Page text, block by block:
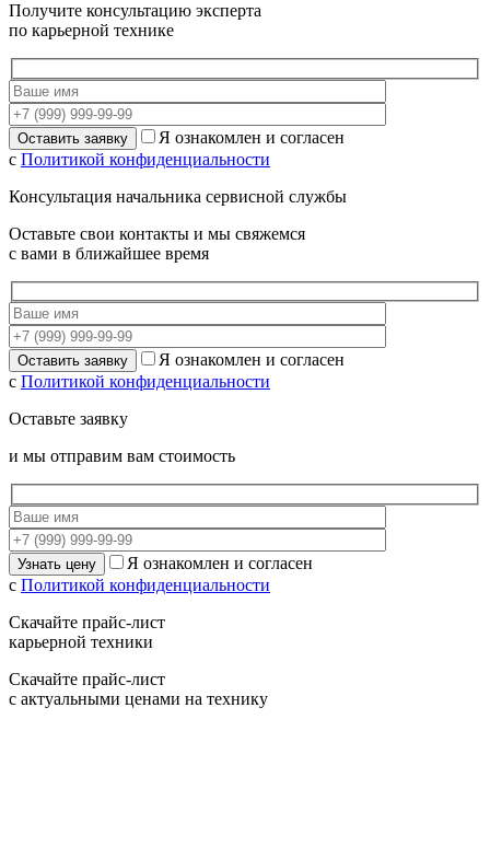
Получите консультацию эксперта
по карьерной технике
Я ознакомлен и согласен
с Политикой конфиденциальности
Консультация начальника сервисной службы
Оставьте свои контакты и мы свяжемся
с вами в ближайшее время
Я ознакомлен и согласен
с Политикой конфиденциальности
Оставьте заявку
и мы отправим вам стоимость
Я ознакомлен и согласен
с Политикой конфиденциальности
Скачайте прайс-лист
карьерной техники
Скачайте прайс-лист
с актуальными ценами на технику